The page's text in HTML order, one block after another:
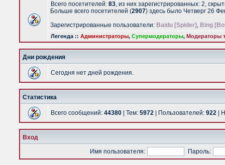
Всего посетителей: 83, из них зарегистрированных: 2,
Больше всего посетителей (2907) здесь было Четверг 26
Зарегистрированные пользователи: Baidu [Spider] , Bing
Легенда :: Администраторы, Супермодераторы, Модераторы
Дни рождения
Сегодня нет дней рождения.
Статистика
Всего сообщений: 44380 | Тем: 5972 | Пользователей: 922 |
Вход
Имя пользователя:
Пароль: